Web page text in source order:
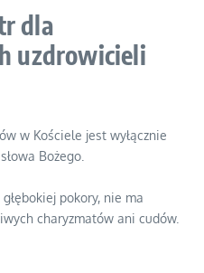
dla
uzdrowicieli
w Kościele jest wyłącznie
Bożego.
pokory, nie ma
charyzmatów ani cudów.